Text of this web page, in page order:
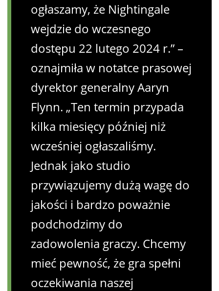
ogłaszamy, że Nightingale
wejdzie do wczesnego
dostępu 22 lutego 2024 r.” –
oznajmiła w notatce prasowej
dyrektor generalny Aaryn
Flynn. „Ten termin przypada
kilka miesięcy później niż
wcześniej ogłaszaliśmy.
Jednak jako studio
przywiązujemy dużą wagę do
jakości i bardzo poważnie
podchodzimy do
zadowolenia graczy. Chcemy
mieć pewność, że gra spełni
oczekiwania naszej